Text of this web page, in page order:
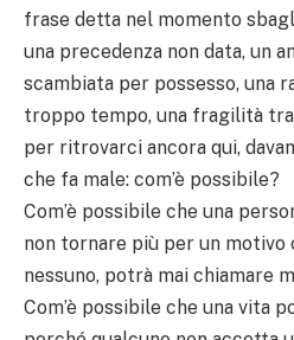
frase detta nel momento
una precedenza non data, un
scambiata per possesso, una
troppo tempo, una fragilità
per ritrovarci ancora qui,
che fa male: com’è possibile?
Com’è possibile che una
non tornare più per un motivo
nessuno, potrà mai chiamare
Com’è possibile che una vita